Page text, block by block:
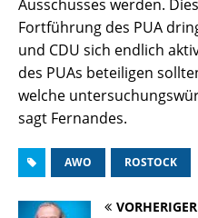
Ausschusses werden.
Fortführung des PUA
und CDU sich endlich
des PUAs beteiligen
welche
sagt Fernandes.
AWO ROSTOCK
VORHERIGER